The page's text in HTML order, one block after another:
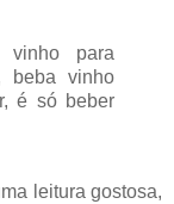
vinho para
beba vinho
é só beber
leitura gostosa,